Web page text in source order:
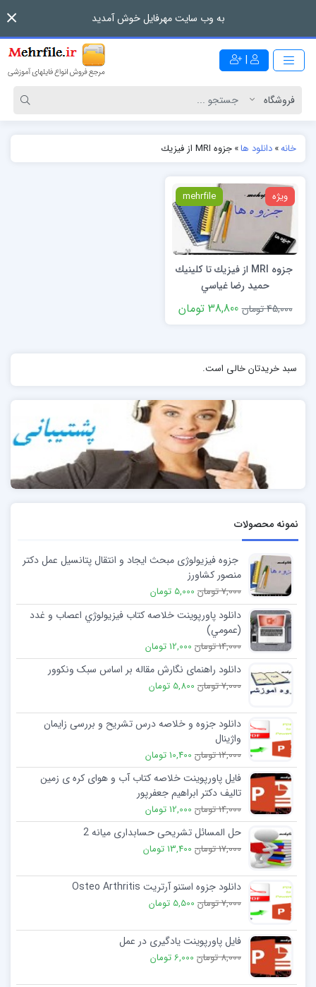
به وب سایت مهرفایل خوش آمدید
|
خانه»دانلود ها»جزوه MRI از فيزيك
ویژه mehrfile
جزوه MRI از فيزيك تا كلينيك
حميد رضا غياسي
45,000 تومان
38,800 تومان
سبد خریدتان خالی است.
نمونه محصولات
جزوه فیزیولوژی مبحث ایجاد و انتقال پتانسیل عمل دکتر
منصور کشاورز
7,000 تومان 5,000 تومان
دانلود پاورپوینت خلاصه کتاب فيزيولوژي اعصاب و غدد
(عمومي)
14,000 تومان 12,000 تومان
دانلود راهنمای نگارش مقاله بر اساس سبک ونکوور
7,000 تومان 5,800 تومان
دانلود جزوه و خلاصه درس تشریح و بررسی زایمان
واژینال
12,000 تومان 10,400 تومان
فایل پاورپوینت خلاصه کتاب آب و هوای کره ی زمین
تالیف دکتر ابراهیم جعفرپور
14,000 تومان 12,000 تومان
حل المسائل تشریحی حسابداری میانه 2
17,000 تومان 13,400 تومان
دانلود جزوه استنو آرتریت Osteo Arthritis
7,000 تومان 5,500 تومان
فایل پاورپوینت یادگیری در عمل
8,000 تومان 6,000 تومان